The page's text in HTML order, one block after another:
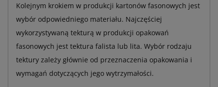
Kolejnym krokiem w produkcji kartonów fasonowych jest
wybór odpowiedniego materiału. Najczęściej
wykorzystywaną tekturą w produkcji opakowań
fasonowych jest tektura falista lub lita. Wybór rodzaju
tektury zależy głównie od przeznaczenia opakowania i
wymagań dotyczących jego wytrzymałości.